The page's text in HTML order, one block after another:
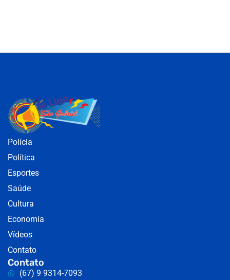
Polícia
Política
Esportes
Saúde
Cultura
Economia
Vídeos
Contato
Contato
(67) 9 9314-7093